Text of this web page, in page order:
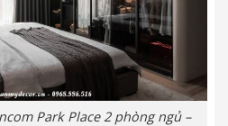
Park Place 2 phòng ngủ –